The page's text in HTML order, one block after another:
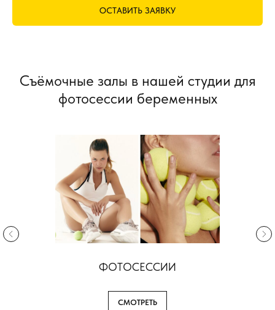
ОСТАВИТЬ ЗАЯВКУ
Съёмочные залы в нашей студии для
фотосессии беременных
ФОТОСЕССИИ
СМОТРЕТЬ